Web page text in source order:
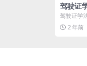
驾驶证
12123
证学法
驾驶证学
3学法减
交通法规
2 年前